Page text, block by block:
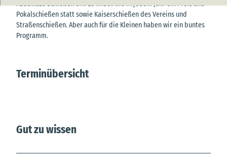
Abschluss-Schießen ein. Es findet wie in jedem Jahr ein Preis und
Pokalschießen statt sowie Kaiserschießen des Vereins und
Straßenschießen. Aber auch für die Kleinen haben wir ein buntes
Programm.
Terminübersicht
Gut zu wissen